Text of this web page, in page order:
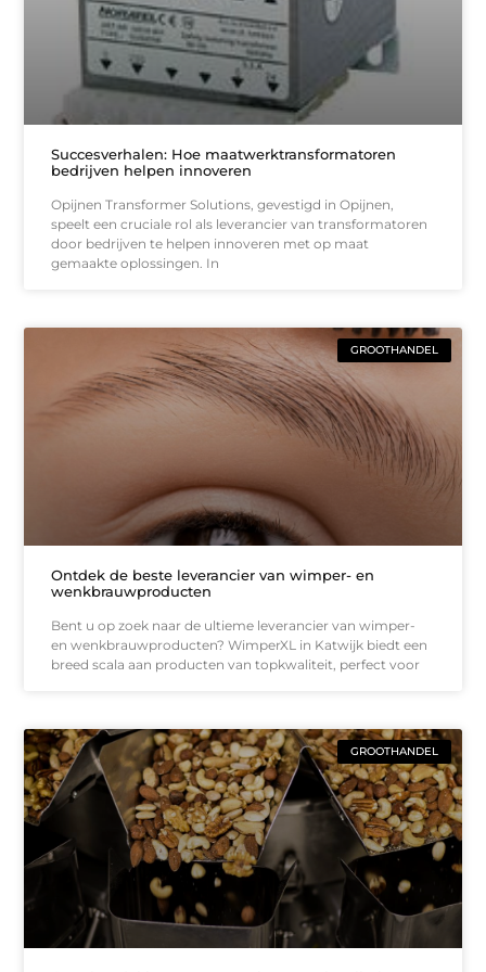
Succesverhalen: Hoe maatwerktransformatoren
bedrijven helpen innoveren
Opijnen Transformer Solutions, gevestigd in Opijnen,
speelt een cruciale rol als leverancier van transformatoren
door bedrijven te helpen innoveren met op maat
gemaakte oplossingen. In
GROOTHANDEL
Ontdek de beste leverancier van wimper- en
wenkbrauwproducten
Bent u op zoek naar de ultieme leverancier van wimper-
en wenkbrauwproducten? WimperXL in Katwijk biedt een
breed scala aan producten van topkwaliteit, perfect voor
GROOTHANDEL